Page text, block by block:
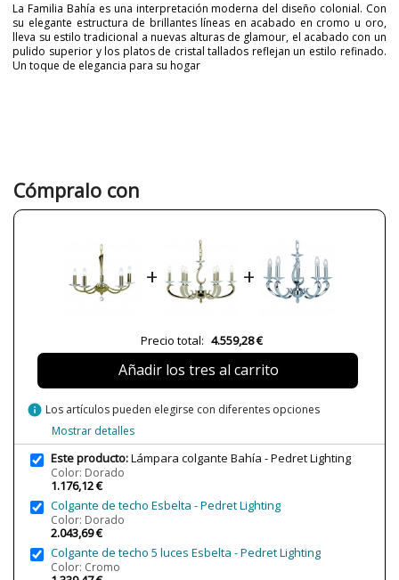
La Familia Bahía es una interpretación moderna del diseño colonial. Con
su elegante estructura de brillantes líneas en acabado en cromo u oro,
lleva su estilo tradicional a nuevas alturas de glamour, el acabado con un
pulido superior y los platos de cristal tallados reflejan un estilo refinado.
Un toque de elegancia para su hogar
Casquillo
Clase
Interior
Tipo de Lámpara
Lámparas de Techo
Etiqueta Energética
A++
Cómpralo con
+ +
Precio total: 4.559,28 €
Añadir los tres al carrito
info Los artículos pueden elegirse con diferentes opciones
Mostrar detalles
Este producto:Lámpara colgante Bahía - Pedret Lighting
Color: Dorado
1.176,12 €
Colgante de techo Esbelta - Pedret Lighting
Color: Dorado
2.043,69 €
Colgante de techo 5 luces Esbelta - Pedret Lighting
Color: Cromo